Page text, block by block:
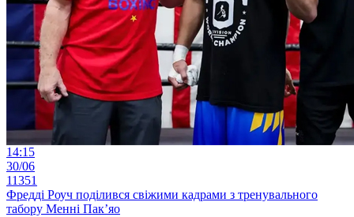
14:15
30/06
11351
Фредді Роуч поділився свіжими кадрами з тренувального
табору Менні Пак’яо